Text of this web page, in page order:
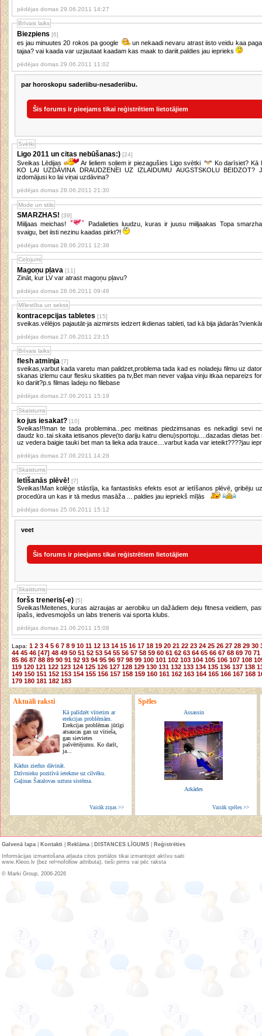
pēdējas domas 29.06.2011 14:27
Brīvais laiks
Biezpiens [6]
es jau minuutes 20 rokos pa google
un nekaadi nevaru atrast iisto veidu kaa pagatavot biezpienu. varbuut kaadai ir praxe
tajaa? vai kaada var uzjautaat kaadam kas maak to dariit.paldies jau ieprieks
pēdējas domas 29.06.2011 11:02
par horoskopu saderiibu-nesaderiibu.
Šis forums ir pieejams tikai reģistrētiem lietotājiem
Svētki
Ligo 2011 un citas nebūšanas:) [24]
Sveikas Lēdijas Ar lieliem soļiem ir piezagušies Ligo svētki
Ko darīsiet? Kā
KO LAI UZDĀVINA DRAUDZENEI UZ IZLAIDUMU AUGSTSKOLU BEIDZOT?
izdomājusi ko lai viņai uzdāvina?
pēdējas domas 28.06.2011 21:30
Mode un stils
SMARZHAS! [39]
Miiljaas meichas!
Padalieties luudzu, kuras ir juusu miiljaakas Topa smarzhas!? Man dikti gribas ko jaunu, iipashu,
svaigu, bet iisti nezinu kaadas pirkt?!
pēdējas domas 28.06.2011 12:38
Ceļojumi
Magoņu pļava [11]
Zināt, kur LV var atrast magoņu pļavu?
pēdējas domas 28.06.2011 09:48
Mīlestība un sekss
kontracepcijas tabletes [15]
sveikas.vēlējos pajautāt-ja aizmirsts iedzert ikdienas tableti, tad kā bija
pēdējas domas 27.06.2011 23:15
Brīvais laiks
flesh atminja [7]
sveikas,varbut kada varetu man palidzet,problema tada kad es noladeju filmu uz
skanas izlemu caur flesku skatities pa tv,Bet man never valjaa vinju itkaa nepareizs
ko dariit?p.s filmas ladeju no filebase
pēdējas domas 27.06.2011 15:19
Skaistums
ko jus iesakat? [10]
Sveikas!!!man te tada problemina...pec meitinas piedzimsanas es nekadigi sevi
daudz ko..tai skaita ietisanos pleve(to dariju katru dienu)sportoju....dazadas dietas
uz vedera baigie tauki bet man ta lieka ada trauce....varbut kada var ieteikt????jau
pēdējas domas 27.06.2011 14:28
Skaistums
Ietīšanās plēvē! [7]
Sveikas!Man kolēģe stāstīja, ka fantastisks efekts esot ar ietīšanos plēvē, gribēju
procedūra un kas ir tā medus masāža ... paldies jau iepriekš mīļās
pēdējas domas 25.06.2011 15:12
veet
Šis forums ir pieejams tikai reģistrētiem lietotājiem
Skaistums
foršs treneris(-e) [5]
Sveikas!Meitenes, kuras aizraujas ar aerobiku un dažādiem deju fitnesa veidiem,
īpašs, iedvesmojošs un labs treneris vai sporta klubs.
pēdējas domas 21.06.2011 15:08
Lapa: 1 2 3 4 5 6 7 8 9 10 11 12 13 14 15 16 17 18 19 20 21 22 23 24 25 26 27 28 29 30
44 45 46 [47] 48 49 50 51 52 53 54 55 56 57 58 59 60 61 62 63 64 65 66 67 68 69 70 71
85 86 87 88 89 90 91 92 93 94 95 96 97 98 99 100 101 102 103 104 105 106 107 108
119 120 121 122 123 124 125 126 127 128 129 130 131 132 133 134 135 136 137 138
149 150 151 152 153 154 155 156 157 158 159 160 161 162 163 164 165 166 167 168
179 180 181 182 183
Aktuāli raksti
Kā palīdzēt vīrietim ar
erekcijas problēmām.
Erekcijas problēmas jūtīgi
atsaucas gan uz vīrieša,
gan sievietes
pašvērtējumu. Ko darīt,
ja...
Kādus ziedus dāvināt.
Dzīvnieku pozitīvā ietekme uz cilvēku.
Gaļinas Šatalovas uztura sistēma.
Vairāk ziņas >>
Spēles
Assassin
Arkādes
Vairāk spēles >>
Galvenā lapa Kontakti Reklāma DISTANCES LĪGUMS
Reģistrēties
Informācijas izmantošana atļauta citos portālos tikai izmantojot aktīvu saiti
www.Kleoo.lv (bez rel=nofollow attributa), tieši pirms vai pēc raksta
© Marki Group, 2006-2026